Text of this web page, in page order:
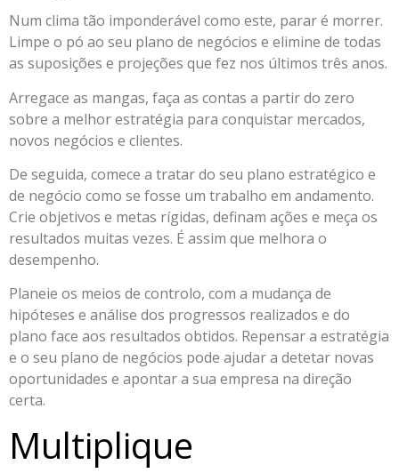
Num clima tão imponderável como este, parar é morrer.
Limpe o pó ao seu plano de negócios e elimine de todas
as suposições e projeções que fez nos últimos três anos.
Arregace as mangas, faça as contas a partir do zero
sobre a melhor estratégia para conquistar mercados,
novos negócios e clientes.
De seguida, comece a tratar do seu plano estratégico e
de negócio como se fosse um trabalho em andamento.
Crie objetivos e metas rígidas, definam ações e meça os
resultados muitas vezes. É assim que melhora o
desempenho.
Planeie os meios de controlo, com a mudança de
hipóteses e análise dos progressos realizados e do
plano face aos resultados obtidos. Repensar a estratégia
e o seu plano de negócios pode ajudar a detetar novas
oportunidades e apontar a sua empresa na direção
certa.
Multiplique